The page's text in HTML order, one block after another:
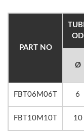
PART NO
OD
Ø
FBT06M06T 6
FBT10M10T 10